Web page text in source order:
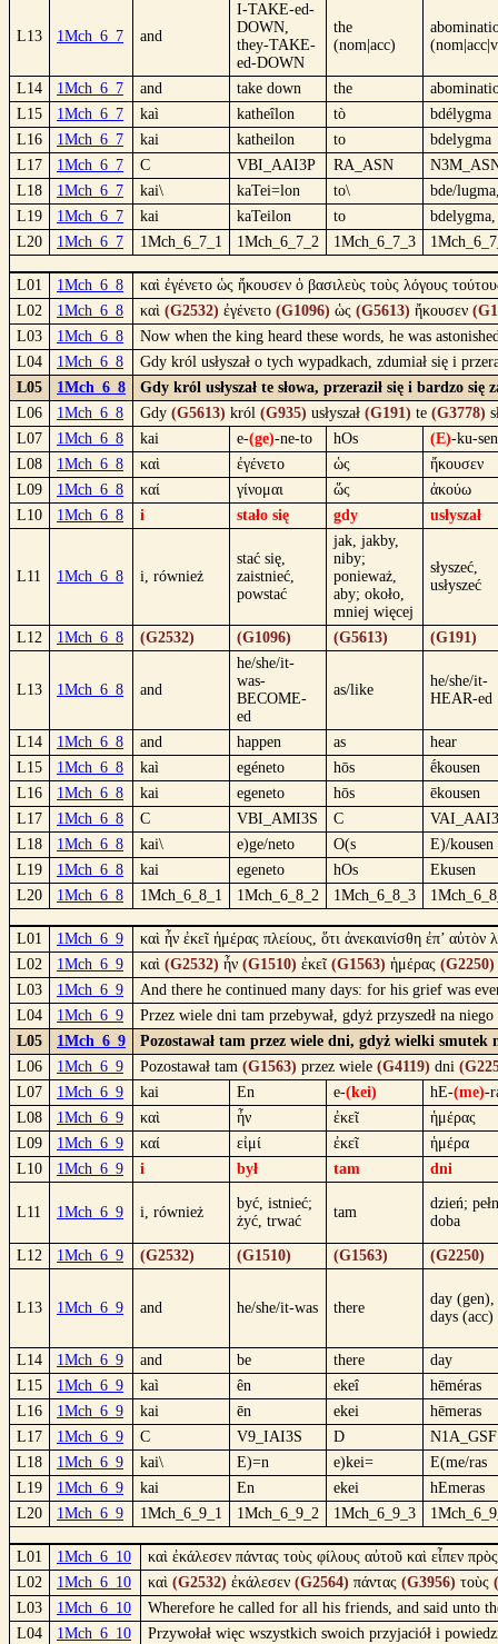
L13 1Mch_6_7 and
I-TAKE-ed-
DOWN,
they-TAKE-
ed-DOWN
the
(nom|acc)
L14 1Mch_6_7 and take down the
L15
1Mch_6_7 kaì katheîlon tò
bdélygma
L16
1Mch_6_7 kai katheilon to
bdelygma
L17
1Mch_6_7 C VBI_AAI3P RA_ASN
L18
1Mch_6_7 kai\ kaTei=lon to\
bde/
L19
1Mch_6_7 kai kaTeilon to
bdelygma,
L20
1Mch_6_7 1Mch_6_7_1 1Mch_6_7_2 1Mch_6_7_3
L01 1Mch_6_8
καὶ ἐγένετο ὡς ἤκουσεν ὁ βασιλεὺς τοὺς λόγους
L02
1Mch_6_8 καὶ (G2532) ἐγένετο (G1096) ὡς (G5613) ἤκουσεν
L03
1Mch_6_8
Now when the king heard these words, he was
L04
1Mch_6_8
Gdy król usłyszał o tych wypadkach, zdumiał się i
L05
1Mch_6_8
Gdy król usłyszał te słowa, przeraził się i bardzo
L06
1Mch_6_8 Gdy (G5613) król (G935) usłyszał (G191) te (G3778)
L07
1Mch_6_8 kai e-(ge)-ne-to hOs (E)-ku-sen
L08
1Mch_6_8 καὶ ἐγένετο ὡς
ἤκουσεν
L09
1Mch_6_8 καί γίνομαι ὥς
ἀκούω
L10
1Mch_6_8 i stało się gdy usłyszał
L11 1Mch_6_8 i, również
stać się,
zaistnieć,
powstać
jak, jakby,
niby;
ponieważ,
aby; około,
mniej więcej
słyszeć,
usłyszeć
L12 1Mch_6_8 (G2532) (G1096) (G5613) (G191)
L13 1Mch_6_8 and
he/she/it-
was-
BECOME-
ed
as/like
he/she/it-
HEAR-ed
L14 1Mch_6_8 and happen as
hear
L15
1Mch_6_8 kaì egéneto hōs
ḗkousen
L16
1Mch_6_8 kai egeneto hōs
ēkousen
L17
1Mch_6_8 C VBI_AMI3S C
L18
1Mch_6_8 kai\ e)ge/neto O(s
E)/kousen
L19
1Mch_6_8 kai egeneto hOs
Ekusen
L20
1Mch_6_8 1Mch_6_8_1 1Mch_6_8_2 1Mch_6_8_3
L01 1Mch_6_9
καὶ ἦν ἐκεῖ ἡμέρας πλείους, ὅτι ἀνεκαινίσθη ἐπ’
L02
1Mch_6_9 καὶ (G2532) ἦν (G1510) ἐκεῖ (G1563) ἡμέρας (G2250)
L03
1Mch_6_9
And there he continued many days: for his grief was
L04
1Mch_6_9
Przez wiele dni tam przebywał, gdyż przyszedł na
L05
1Mch_6_9
Pozostawał tam przez wiele dni, gdyż wielki smutek
L06
1Mch_6_9 Pozostawał tam (G1563) przez wiele (G4119) dni
L07
1Mch_6_9 kai En e-(kei) hE-(me)-
L08
1Mch_6_9 καὶ ἦν ἐκεῖ
ἡμέρας
L09
1Mch_6_9 καί εἰμί ἐκεῖ
ἡμέρα
L10
1Mch_6_9 i był tam dni
L11 1Mch_6_9 i, również
być, istnieć;
żyć, trwać
tam
dzień;
doba
L12 1Mch_6_9 (G2532) (G1510) (G1563) (G2250)
L13 1Mch_6_9 and he/she/it-was there
day (gen),
days (acc)
L14 1Mch_6_9 and be there
day
L15
1Mch_6_9 kaì ên ekeî
hēméras
L16
1Mch_6_9 kai ēn ekei
hēmeras
L17
1Mch_6_9 C V9_IAI3S D
N1A_GSF
L18
1Mch_6_9 kai\ E)=n e)kei=
E(me/ras
L19
1Mch_6_9 kai En ekei
hEmeras
L20
1Mch_6_9 1Mch_6_9_1 1Mch_6_9_2 1Mch_6_9_3
L01 1Mch_6_10
καὶ ἐκάλεσεν πάντας τοὺς φίλους αὐτοῦ καὶ εἶπεν
L02
1Mch_6_10 καὶ (G2532) ἐκάλεσεν (G2564) πάντας (G3956) τοὺς
L03
1Mch_6_10
Wherefore he called for all his friends, and said unto
L04
1Mch_6_10
Przywołał więc wszystkich swoich przyjaciół i